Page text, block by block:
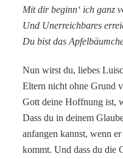
Mit dir beginn‘ ich ganz
Und Unerreichbares
Du bist das
Nun wirst du, liebes
Eltern nicht ohne Grund
Gott deine Hoffnung ist,
Dass du in deinem
anfangen kannst, wenn
kommt. Und dass du die